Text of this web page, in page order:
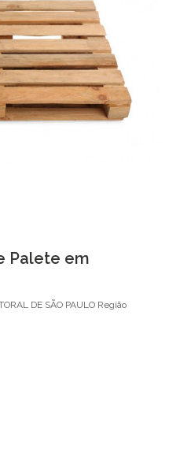
Palete em
DE SÃO PAULO Região